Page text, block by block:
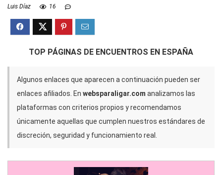
Luis Díaz 16
TOP PÁGINAS DE ENCUENTROS EN ESPAÑA
Algunos enlaces que aparecen a continuación pueden ser
enlaces afiliados. En websparaligar.com analizamos las
plataformas con criterios propios y recomendamos
únicamente aquellas que cumplen nuestros estándares de
discreción, seguridad y funcionamiento real.